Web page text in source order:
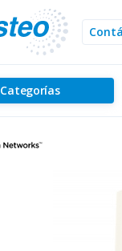
Categorías